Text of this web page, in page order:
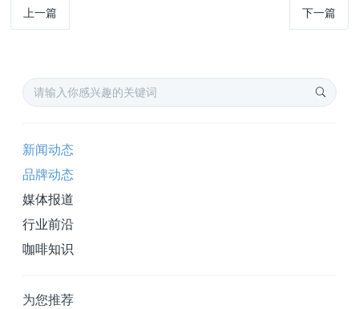
上一篇 下一篇
新闻动态
品牌动态
媒体报道
行业前沿
咖啡知识
为您推荐